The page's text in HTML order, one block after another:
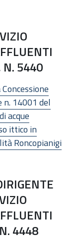
N. 5440
14001 del
acque
ittico in
Roncopianigi
4448